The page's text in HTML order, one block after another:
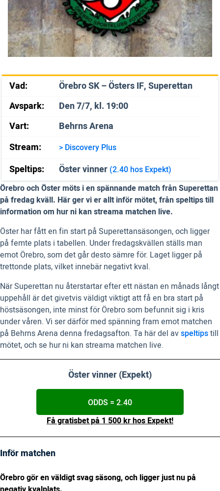
Vad:
Örebro SK – Östers IF, Superettan
Avspark:
Den 7/7, kl. 19:00
Vart:
Behrns Arena
Stream:
> Discovery Plus
Speltips: Öster vinner (2.40 hos Expekt)
Örebro och Öster möts i en spännande match från Superettan
på fredag kväll. Här ger vi er allt inför mötet, från speltips till
information om hur ni kan streama matchen live.
Öster har fått en fin start på Superettansäsongen, och ligger
på femte plats i tabellen. Under fredagskvällen ställs man
emot Örebro, som det går desto sämre för. Laget ligger på
trettonde plats, vilket innebär negativt kval.
När Superettan nu återstartar efter ett nästan en månads långt
uppehåll är det givetvis väldigt viktigt att få en bra start på
höstsäsongen, inte minst för Örebro som befunnit sig i kris
under våren. Vi ser därför med spänning fram emot matchen
på Behrns Arena denna fredagsafton. Ta här del avspeltipstill
mötet, och se hur ni kan streama matchen live.
Öster vinner (Expekt)
ODDS = 2.40
Få gratisbet på 1 500 kr hos Expekt!
Inför matchen
Örebro gör en väldigt svag säsong, och ligger just nu på